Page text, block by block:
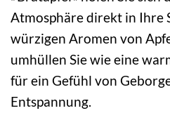
Atmosphäre direkt in Ihre
würzigen Aromen von
umhüllen Sie wie eine
für ein Gefühl von
Entspannung.